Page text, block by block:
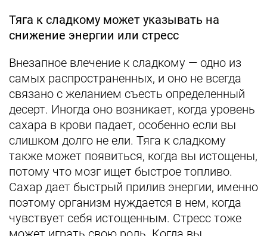
Тяга к сладкому может указывать на
снижение энергии или стресс
Внезапное влечение к сладкому — одно из
самых распространенных, и оно не всегда
связано с желанием съесть определенный
десерт. Иногда оно возникает, когда уровень
сахара в крови падает, особенно если вы
слишком долго не ели. Тяга к сладкому
также может появиться, когда вы истощены,
потому что мозг ищет быстрое топливо.
Сахар дает быстрый прилив энергии, именно
поэтому организм нуждается в нем, когда
чувствует себя истощенным. Стресс тоже